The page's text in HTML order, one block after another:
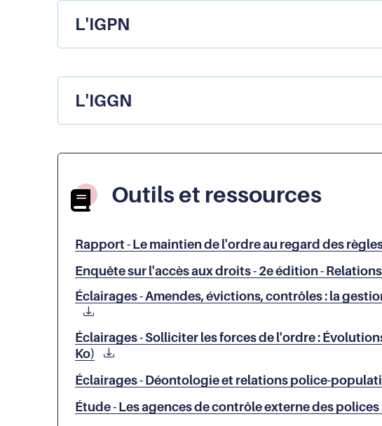
L'IGPN
L'IGGN
Outils et ressources
Rapport - Le maintien de l'ordre au regard des
Enquête sur l'accès aux droits - 2e édition -
Éclairages - Amendes, évictions, contrôles : la
Éclairages - Solliciter les forces de l'ordre :
Ko)
Éclairages - Déontologie et relations police-
Étude - Les agences de contrôle externe des